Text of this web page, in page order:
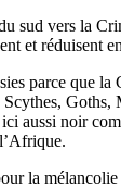
sud vers la
et réduisent
parce que
Goths,
aussi noir
la